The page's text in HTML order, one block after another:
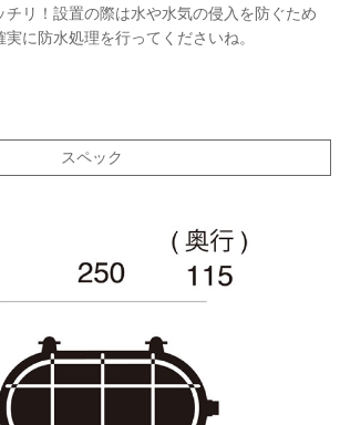
チリ！設置の際は水や水気の侵入を防ぐため
実に防水処理を行ってくださいね。
スペック